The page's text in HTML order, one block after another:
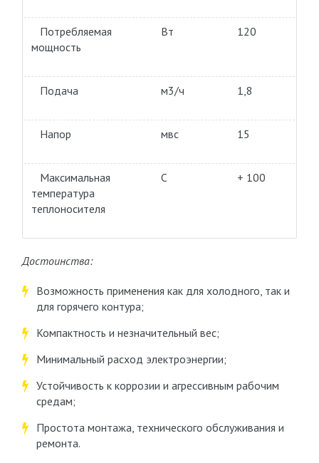
Потребляемая
мощность
Вт 120
Подача м3/ч 1,8
Напор мвс 15
Максимальная
температура
теплоносителя
С + 100
Достоинства:
Возможность применения как для холодного, так и
для горячего контура;
Компактность и незначительный вес;
Минимальный расход электроэнергии;
Устойчивость к коррозии и агрессивным рабочим
средам;
Простота монтажа, технического обслуживания и
ремонта.